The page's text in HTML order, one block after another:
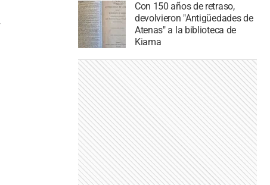
Con 150 años de retraso,
devolvieron "Antigüedades de
Atenas" a la biblioteca de
Kiama